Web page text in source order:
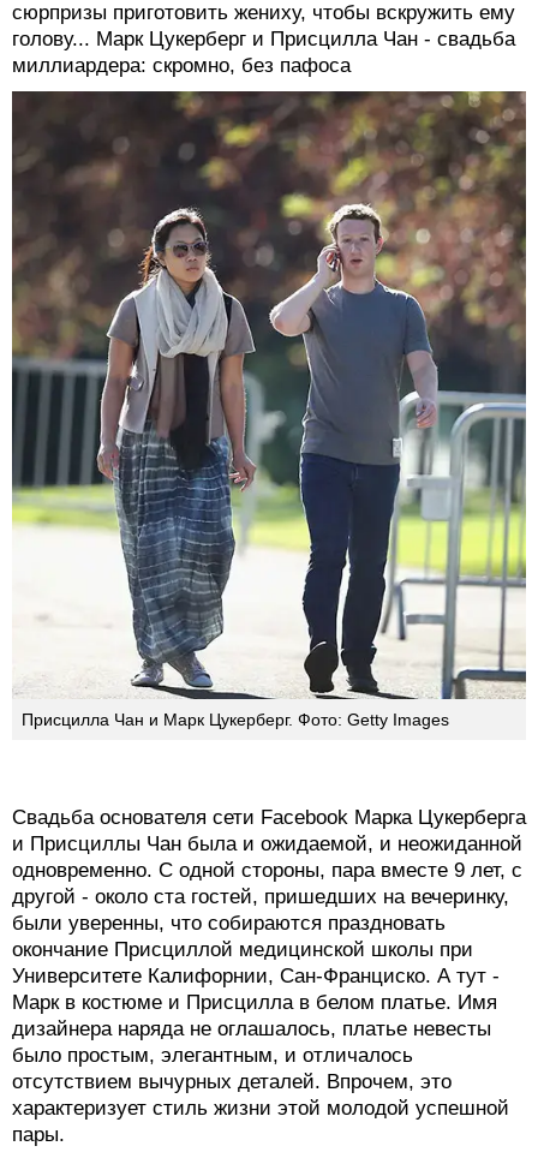
сюрпризы приготовить жениху, чтобы вскружить ему
голову... Марк Цукерберг и Присцилла Чан - свадьба
миллиардера: скромно, без пафоса
Присцилла Чан и Марк Цукерберг. Фото: Getty Images
Свадьба основателя сети Facebook Марка Цукерберга
и Присциллы Чан была и ожидаемой, и неожиданной
одновременно. С одной стороны, пара вместе 9 лет, с
другой - около ста гостей, пришедших на вечеринку,
были уверенны, что собираются праздновать
окончание Присциллой медицинской школы при
Университете Калифорнии, Сан-Франциско. А тут -
Марк в костюме и Присцилла в белом платье. Имя
дизайнера наряда не оглашалось, платье невесты
было простым, элегантным, и отличалось
отсутствием вычурных деталей. Впрочем, это
характеризует стиль жизни этой молодой успешной
пары.